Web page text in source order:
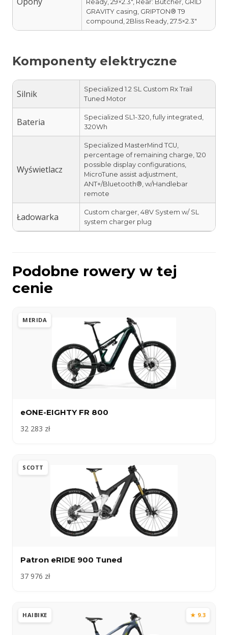
Ready, 29×2.3″, Rear: Butcher, GRID
GRAVITY casing, GRIPTON® T9
compound, 2Bliss Ready, 27.5×2.3″
Komponenty elektryczne
Silnik
Specialized 1.2 SL Custom Rx Trail
Tuned Motor
Bateria
Specialized SL1-320, fully integrated,
320Wh
Wyświetlacz
Specialized MasterMind TCU,
percentage of remaining charge, 120
possible display configurations,
MicroTune assist adjustment,
ANT+/Bluetooth®, w/Handlebar
remote
Ładowarka
Custom charger, 48V System w/ SL
system charger plug
Podobne rowery w tej
cenie
MERIDA
eONE-EIGHTY FR 800
32 283 zł
SCOTT
Patron eRIDE 900 Tuned
37 976 zł
HAIBIKE ★ 9.3